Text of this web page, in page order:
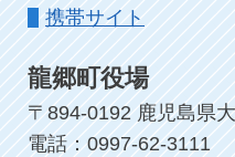
携帯サイト
龍郷町役場
〒894-0192 鹿児島県
電話：0997-62-3111